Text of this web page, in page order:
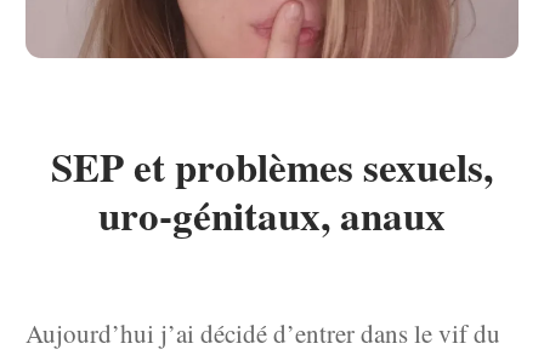
SEP et problèmes sexuels,
uro-génitaux, anaux
Aujourd’hui j’ai décidé d’entrer dans le vif du